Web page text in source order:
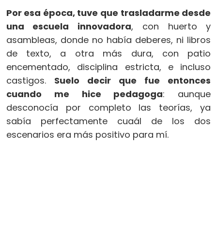
Por esa época, tuve que trasladarme desde
una escuela innovadora, con huerto y
asambleas, donde no había deberes, ni libros
de texto, a otra más dura, con patio
encementado, disciplina estricta, e incluso
castigos. Suelo decir que fue entonces
cuando me hice pedagoga: aunque
desconocía por completo las teorías, ya
sabía perfectamente cuaál de los dos
escenarios era más positivo para mí.